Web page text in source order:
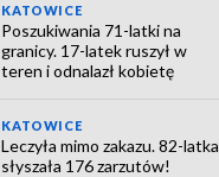
KATOWICE
Poszukiwania 71-latki na
granicy. 17-latek ruszył w
teren i odnalazł kobietę
KATOWICE
Leczyła mimo zakazu. 82-latka
słyszała 176 zarzutów!